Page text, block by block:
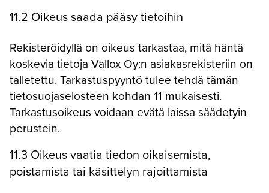
11.2 Oikeus saada pääsy tietoihin
Rekisteröidyllä on oikeus tarkastaa, mitä häntä
koskevia tietoja Vallox Oy:n asiakasrekisteriin on
talletettu. Tarkastuspyyntö tulee tehdä tämän
tietosuojaselosteen kohdan 11 mukaisesti.
Tarkastusoikeus voidaan evätä laissa säädetyin
perustein.
11.3 Oikeus vaatia tiedon oikaisemista,
poistamista tai käsittelyn rajoittamista